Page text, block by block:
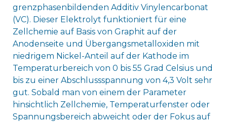
grenzphasenbildenden Additiv Vinylencarbonat
(VC). Dieser Elektrolyt funktioniert für eine
Zellchemie auf Basis von Graphit auf der
Anodenseite und Übergangsmetalloxiden mit
niedrigem Nickel-Anteil auf der Kathode im
Temperaturbereich von 0 bis 55 Grad Celsius und
bis zu einer Abschlussspannung von 4,3 Volt sehr
gut. Sobald man von einem der Parameter
hinsichtlich Zellchemie, Temperaturfenster oder
Spannungsbereich abweicht oder der Fokus auf